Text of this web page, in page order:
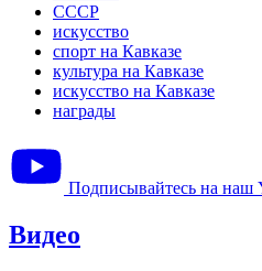
СССР
искусство
спорт на Кавказе
культура на Кавказе
искусство на Кавказе
награды
Подписывайтесь на наш
Видео